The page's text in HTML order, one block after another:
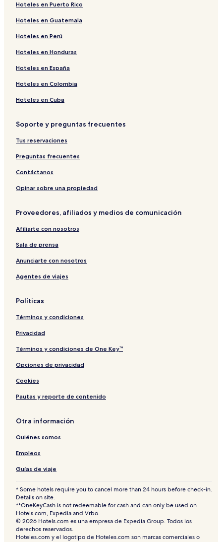
Hoteles en Puerto Rico
Hoteles en Guatemala
Hoteles en Perú
Hoteles en Honduras
Hoteles en España
Hoteles en Colombia
Hoteles en Cuba
Soporte y preguntas frecuentes
Tus reservaciones
Preguntas frecuentes
Contáctanos
Opinar sobre una propiedad
Proveedores, afiliados y medios de comunicación
Afiliarte con nosotros
Sala de prensa
Anunciarte con nosotros
Agentes de viajes
Políticas
Términos y condiciones
Privacidad
Términos y condiciones de One Key™
Opciones de privacidad
Cookies
Pautas y reporte de contenido
Otra información
Quiénes somos
Empleos
Guías de viaje
* Some hotels require you to cancel more than 24 hours before check-in.
Details on site.
**OneKeyCash is not redeemable for cash and can only be used on
Hotels.com, Expedia and Vrbo.
© 2026 Hotels.com es una empresa de Expedia Group. Todos los
derechos reservados.
Hoteles.com y el logotipo de Hoteles.com son marcas comerciales o